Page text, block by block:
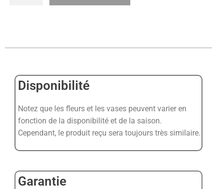
Disponibilité
Notez que les fleurs et les vases peuvent varier en
fonction de la disponibilité et de la saison.
Cependant, le produit reçu sera toujours très similaire.
Garantie